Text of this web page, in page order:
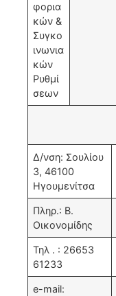
φορια
κών &
Συγκο
ινωνια
κών
Ρυθμί
σεων
Δ/νση: Σουλίου
3, 46100
Ηγουμενίτσα
Πληρ.: Β.
Οικονομίδης
Τηλ . : 26653
61233
e-mail: